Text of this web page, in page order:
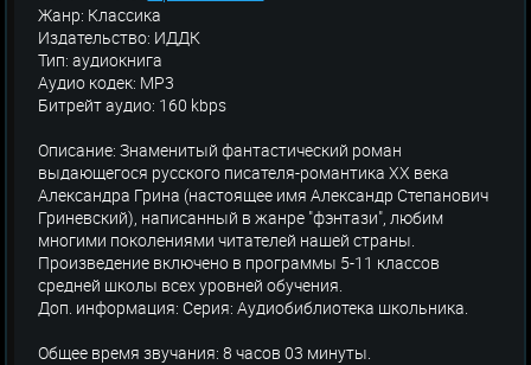
Жанр: Классика
Издательство: ИДДК
Тип: аудиокнига
Аудио кодек: MP3
Битрейт аудио: 160 kbps
Описание: Знаменитый фантастический роман
выдающегося русского писателя-романтика XX века
Александра Грина (настоящее имя Александр Степанович
Гриневский), написанный в жанре "фэнтази", любим
многими поколениями читателей нашей страны.
Произведение включено в программы 5-11 классов
средней школы всех уровней обучения.
Доп. информация: Серия: Аудиобиблиотека школьника.
Общее время звучания: 8 часов 03 минуты.